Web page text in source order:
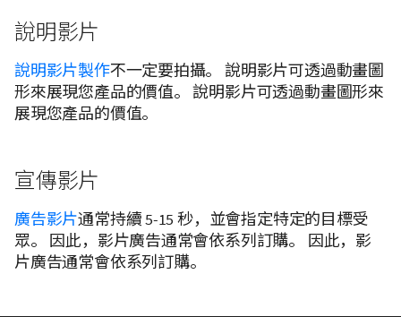
說明影片
說明影片製作不一定要拍攝。 說明影片可透過動畫圖
形來展現您產品的價值。 說明影片可透過動畫圖形來
展現您產品的價值。
宣傳影片
廣告影片通常持續 5-15 秒，並會指定特定的目標受
眾。 因此，影片廣告通常會依系列訂購。 因此，影
片廣告通常會依系列訂購。